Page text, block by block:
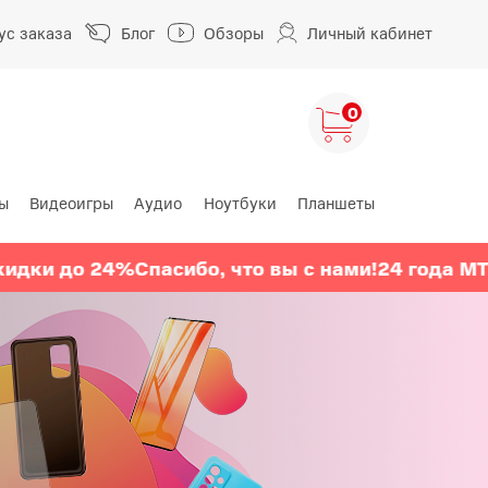
заказа Блог Обзоры Личный кабинет
0
HUAWEI
HUAWEI Nova
HUAWEI Mate
HONOR
HONOR X
Видеоигры Аудио Ноутбуки Планшеты
24%Спасибо, что вы с нами!24 года МТС